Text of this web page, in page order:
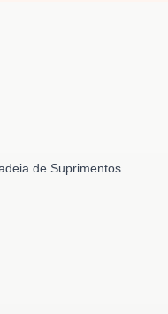
de Suprimentos